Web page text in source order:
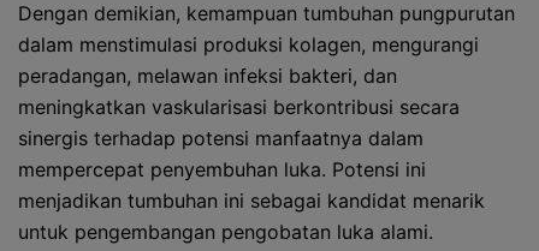
Dengan demikian, kemampuan tumbuhan pungpurutan
dalam menstimulasi produksi kolagen, mengurangi
peradangan, melawan infeksi bakteri, dan
meningkatkan vaskularisasi berkontribusi secara
sinergis terhadap potensi manfaatnya dalam
mempercepat penyembuhan luka. Potensi ini
menjadikan tumbuhan ini sebagai kandidat menarik
untuk pengembangan pengobatan luka alami.